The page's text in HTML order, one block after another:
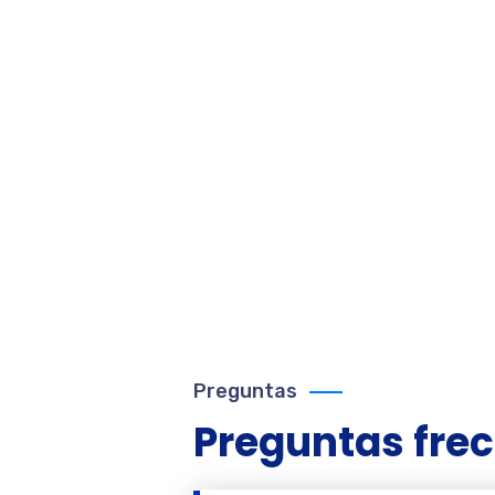
Preguntas
Preguntas